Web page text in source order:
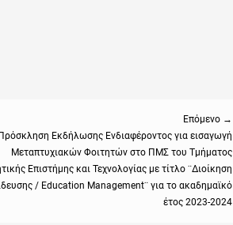
Επόμενο →
Πρόσκληση Εκδήλωσης Ενδιαφέροντος για εισαγωγή
Μεταπτυχιακών Φοιτητών στο ΠΜΣ του Τμήματος
Επιστήμης και Τεχνολογίας με τίτλο ¨Διοίκηση
/ Education Management¨ για το ακαδημαϊκό
έτος 2023-2024